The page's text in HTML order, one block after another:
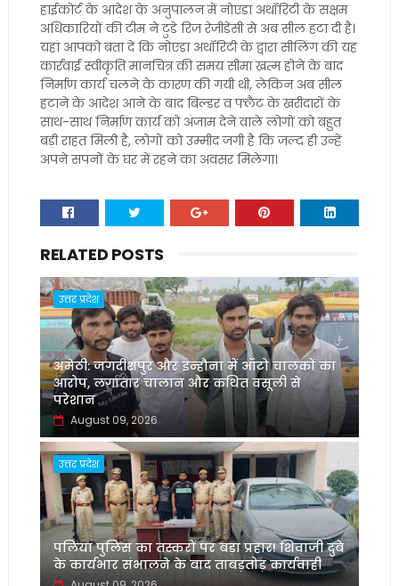
हाईकोर्ट के आदेश के अनुपालन में नोएडा अथॉरिटी के सक्षम
अधिकारियों की टीम ने टुडे रिज रेजीडेंसी से अब सील हटा दी है।
यहां आपको बता दें कि नोएडा अथॉरिटी के द्वारा सीलिंग की यह
कार्रवाई स्वीकृति मानचित्र की समय सीमा खत्म होने के बाद
निर्माण कार्य चलने के कारण की गयी थी, लेकिन अब सील
हटाने के आदेश आने के बाद बिल्डर व फ्लैट के खरीदारों के
साथ-साथ निर्माण कार्य को अंजाम देने वाले लोगों को बहुत
बड़ी राहत मिली है, लोगों को उम्मीद जगी है कि जल्द ही उन्हें
अपने सपनों के घर में रहने का अवसर मिलेगा।
RELATED POSTS
उत्तर प्रदेश
अमेठी: जगदीशपुर और इन्हौना में ऑटो चालकों का
आरोप, लगातार चालान और कथित वसूली से
परेशान
August 09, 2026
उत्तर प्रदेश
पलिया पुलिस का तस्करों पर बड़ा प्रहार! शिवाजी दुबे
के कार्यभार संभालने के बाद ताबड़तोड़ कार्यवाही